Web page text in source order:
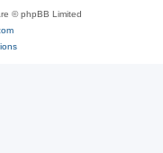
© phpBB Limited